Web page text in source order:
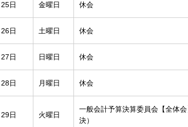
日 金曜日 休会
日 土曜日 休会
日 日曜日 休会
日 月曜日 休会
日 火曜日
一般会計予算決算委員会【全体
決）